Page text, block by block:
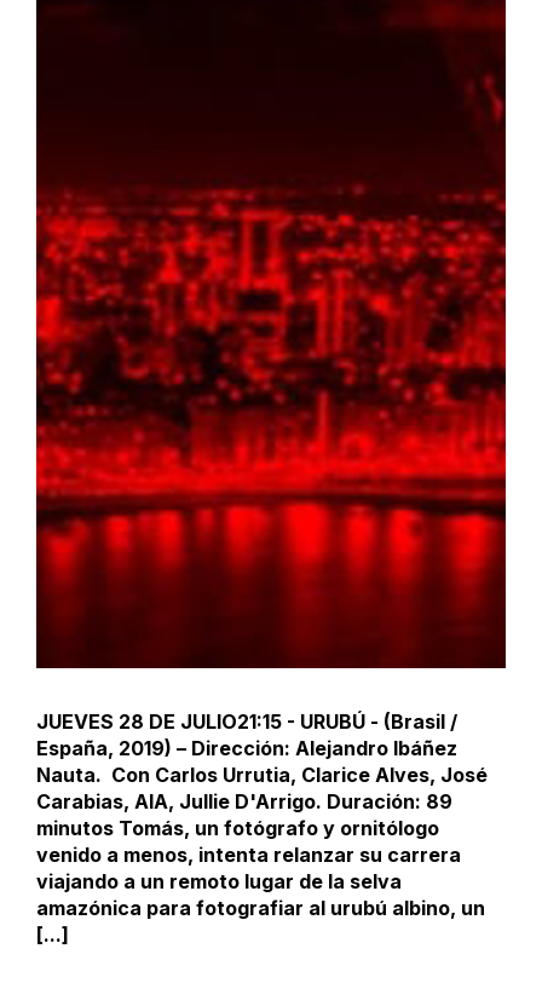
JUEVES 28 DE JULIO21:15 - URUBÚ - (Brasil /
España, 2019) – Dirección: Alejandro Ibáñez
Nauta. Con Carlos Urrutia, Clarice Alves, José
Carabias, AIA, Jullie D'Arrigo. Duración: 89
minutos Tomás, un fotógrafo y ornitólogo
venido a menos, intenta relanzar su carrera
viajando a un remoto lugar de la selva
amazónica para fotografiar al urubú albino, un
[...]